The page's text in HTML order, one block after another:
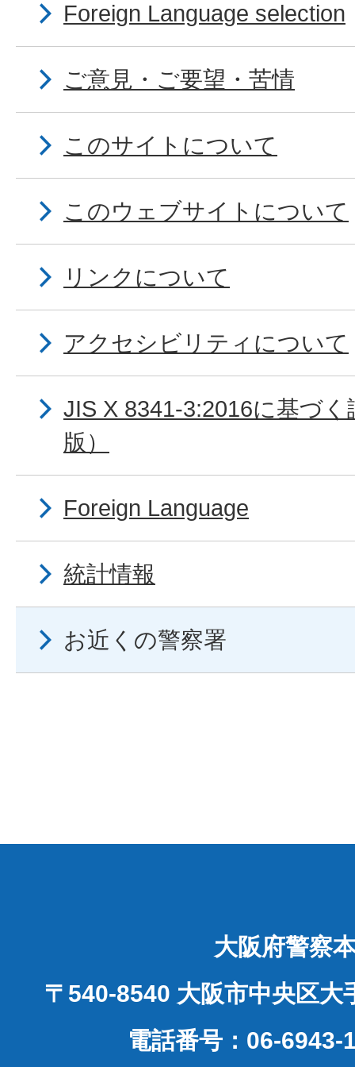
Foreign Language selection
ご意見・ご要望・苦情
このサイトについて
このウェブサイトについて
リンクについて
アクセシビリティについて
JIS X 8341-3:2016に基づ
版）
Foreign Language
統計情報
お近くの警察署
大阪府警察
〒540-8540 大阪市中央区大
電話番号：06-6943-